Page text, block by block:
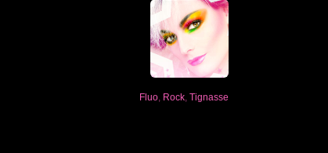
Fluo Rock Tignasse